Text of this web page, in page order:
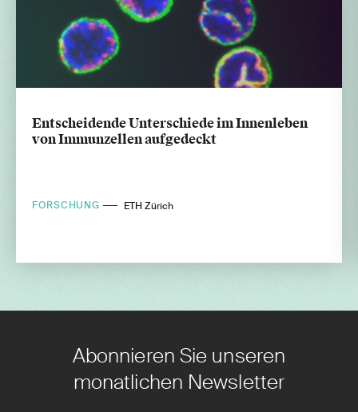
Entscheidende Unterschiede im Innenleben
von Immunzellen aufgedeckt
FORSCHUNG ETH Zürich
Abonnieren Sie unseren
monatlichen Newsletter